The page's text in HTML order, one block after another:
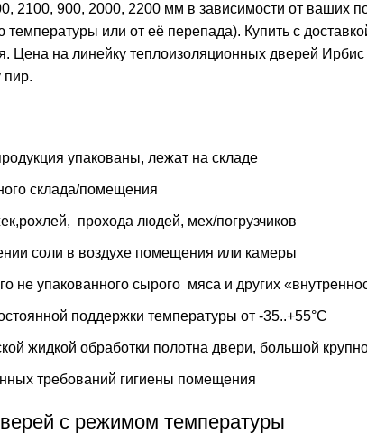
2100, 900, 2000, 2200 мм в зависимости от ваших
температуры или от её перепада). Купить с
на линейку теплоизоляционных дверей
пир.
упакованы, лежат на складе
склада/помещения
прохода людей, мех/погрузчиков
соли в воздухе помещения или камеры
не упакованного сырого мяса и других
поддержки температуры от -35..+55°С
жидкой обработки полотна двери, большой
требований гигиены помещения
с режимом температуры